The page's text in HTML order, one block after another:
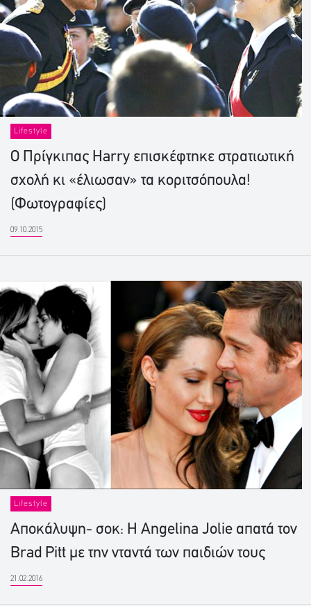
Lifestyle
Ο Πρίγκιπας Harry επισκέφτηκε στρατιωτική
σχολή κι «έλιωσαν» τα κοριτσόπουλα!
(Φωτογραφίες)
09.10.2015
Lifestyle
Αποκάλυψη- σοκ: H Angelina Jolie απατά τον
Brad Pitt με την νταντά των παιδιών τους
21.02.2016